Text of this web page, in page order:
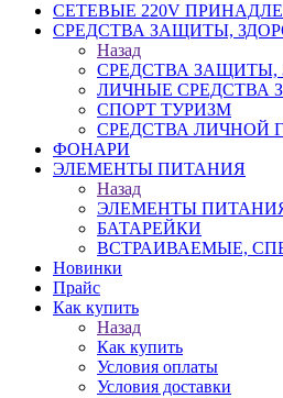
СЕТЕВЫЕ 220V
СРЕДСТВА ЗАЩИТЫ,
Назад
СРЕДСТВА ЗАЩИТЫ,
ЛИЧНЫЕ СРЕДСТВА
СПОРТ ТУРИЗМ
СРЕДСТВА ЛИЧНОЙ
ФОНАРИ
ЭЛЕМЕНТЫ ПИТАНИЯ
Назад
ЭЛЕМЕНТЫ
БАТАРЕЙКИ
ВСТРАИВАЕМЫЕ,
Новинки
Прайс
Как купить
Назад
Как купить
Условия оплаты
Условия доставки